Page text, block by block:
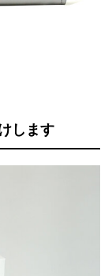
します